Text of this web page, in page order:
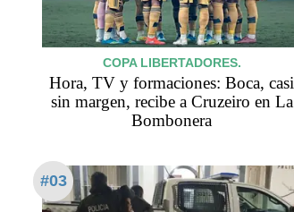
COPA LIBERTADORES.
Hora, TV y formaciones: Boca, casi
sin margen, recibe a Cruzeiro en La
Bombonera
#03